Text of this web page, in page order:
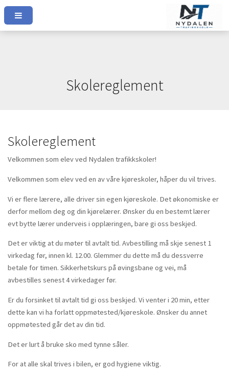
Skolereglement
Skolereglement
Velkommen som elev ved Nydalen trafikkskoler!
Velkommen som elev ved en av våre kjøreskoler, håper du vil trives.
Vi er flere lærere, alle driver sin egen kjøreskole. Det økonomiske er
derfor mellom deg og din kjørelærer. Ønsker du en bestemt lærer
evt bytte lærer underveis i opplæringen, bare gi oss beskjed.
Det er viktig at du møter til avtalt tid. Avbestilling må skje senest 1
virkedag før, innen kl. 12.00. Glemmer du dette må du dessverre
betale for timen. Sikkerhetskurs på øvingsbane og vei, må
avbestilles senest 4 virkedager før.
Er du forsinket til avtalt tid gi oss beskjed. Vi venter i 20 min, etter
dette kan vi ha forlatt oppmøtested/kjøreskole. Ønsker du annet
oppmøtested går det av din tid.
Det er lurt å bruke sko med tynne såler.
For at alle skal trives i bilen, er god hygiene viktig.